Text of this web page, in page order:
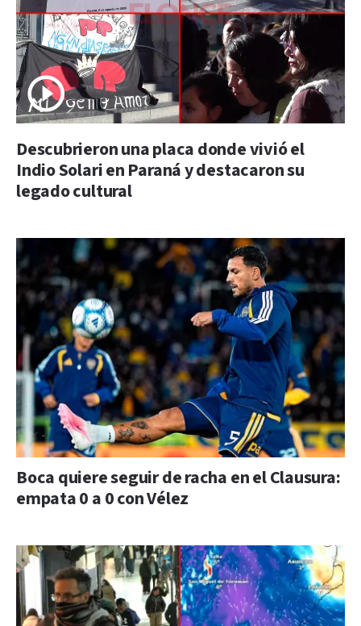
Descubrieron una placa donde vivió el
Indio Solari en Paraná y destacaron su
legado cultural
Boca quiere seguir de racha en el Clausura:
empata 0 a 0 con Vélez